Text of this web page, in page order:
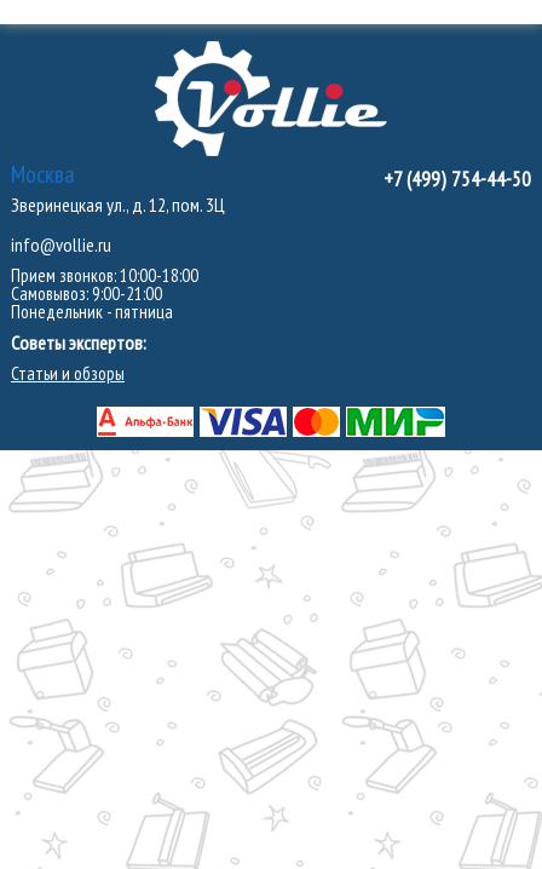
Москва
Зверинецкая ул., д. 12, пом. 3Ц
info@vollie.ru
Прием звонков: 10:00-18:00
Самовывоз: 9:00-21:00
Понедельник - пятница
Советы экспертов:
Статьи и обзоры
+7 (499) 754-44-50